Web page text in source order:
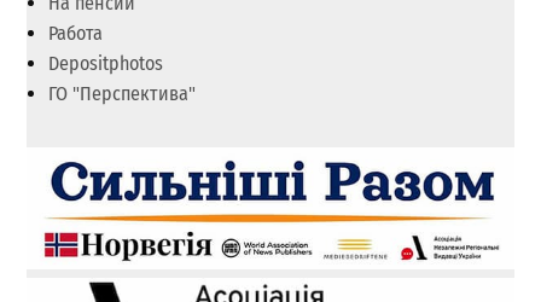
Работа
Depositphotos
ГО "Перспектива"